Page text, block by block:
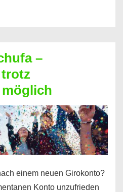
–
einem neuen Girokonto?
Konto unzufrieden